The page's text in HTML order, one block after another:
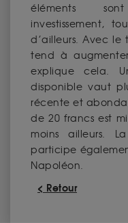
éléments
investissement,
d’ailleurs. Avec
tend à
explique cela.
disponible vaut
récente et
de 20 francs est
moins ailleurs.
participe
Napoléon.
< Retour